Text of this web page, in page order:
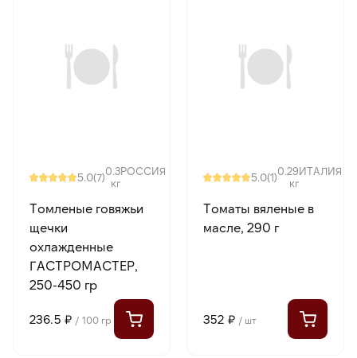
5.0(7)0.3
кг
РОССИЯ
Томленые говяжьи
щечки
охлажденные
ГАСТРОМАСТЕР,
250-450 гр
236.5 ₽ / 100 гр
5.0(1)0.29
кг
ИТАЛИЯ
Томаты вяленые в
масле, 290 г
352 ₽ / шт